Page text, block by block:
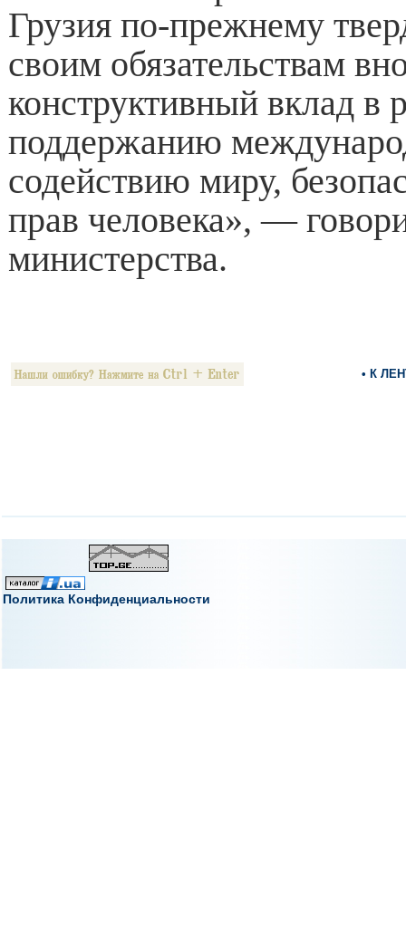
Грузия по-прежнему
своим обязательствам
конструктивный вклад
поддержанию
содействию миру,
прав человека», —
министерства.
• К
Политика Конфиденциальности